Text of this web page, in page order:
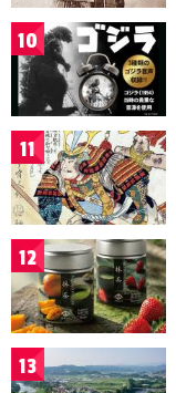
10
11
12
13